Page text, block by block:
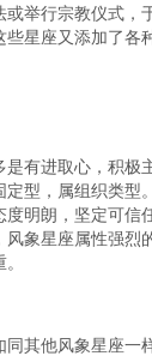
举行宗教仪式，
星座又添加了各
有进取心，积极
型，属组织类型
度明朗，坚定可信
象星座属性强
其他风象星座一